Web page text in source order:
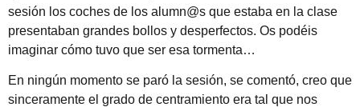
sesión los coches de los alumn@s que estaba en la clase
presentaban grandes bollos y desperfectos. Os podéis
imaginar cómo tuvo que ser esa tormenta…
En ningún momento se paró la sesión, se comentó, creo que
sinceramente el grado de centramiento era tal que nos